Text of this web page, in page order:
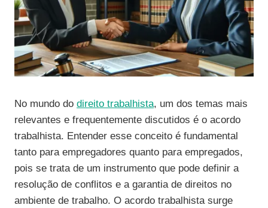
No mundo do direito trabalhista, um dos temas mais
relevantes e frequentemente discutidos é o acordo
trabalhista. Entender esse conceito é fundamental
tanto para empregadores quanto para empregados,
pois se trata de um instrumento que pode definir a
resolução de conflitos e a garantia de direitos no
ambiente de trabalho. O acordo trabalhista surge